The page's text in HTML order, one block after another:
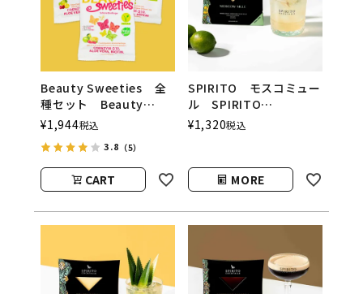
Beauty Sweeties 全
種セット Beauty
Sweeties（ビューティ
ースウィーティーズ）
¥1,944税込
3.8 （5）
CART
SPIRITO モスコミュー
ル SPIRITO
COCKTAILS（スピリッ
トカクテルズ）
¥1,320税込
MORE